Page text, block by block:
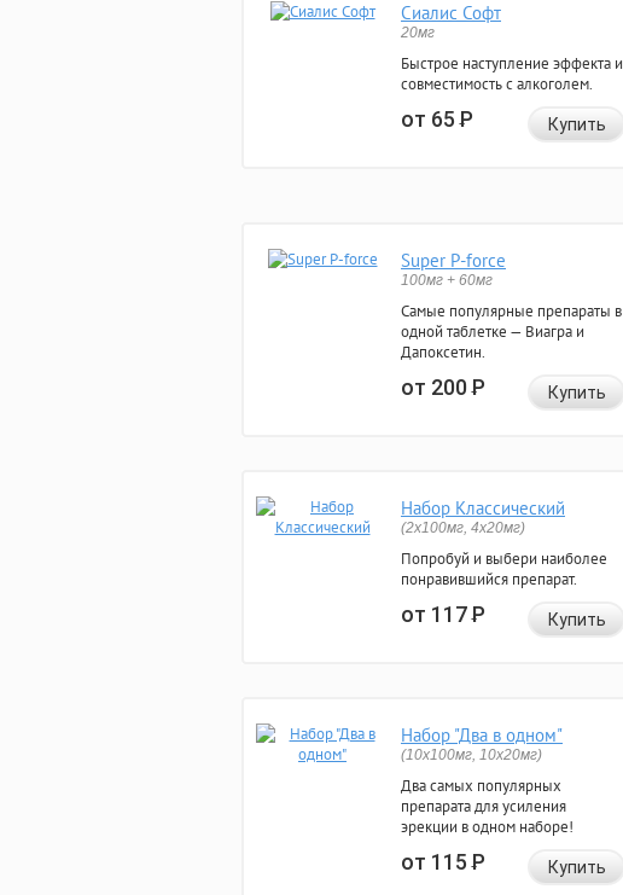
Сиалис Софт
20мг
Быстрое наступление эффекта и
совместимость с алкоголем.
от 65Р Купить
Super P-force
100мг + 60мг
Самые популярные препараты в
одной таблетке — Виагра и
Дапоксетин.
от 200Р Купить
Набор Классический
(2x100мг, 4x20мг)
Попробуй и выбери наиболее
понравившийся препарат.
от 117Р Купить
Набор "Два в одном"
(10x100мг, 10x20мг)
Два самых популярных
препарата для усиления
эрекции в одном наборе!
от 115Р Купить